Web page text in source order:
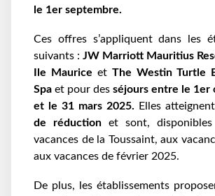
le 1er septembre.
Ces offres s’appliquent dans les
suivants : JW Marriott Mauritius
Ile Maurice et The Westin Turtle
Spa et pour des séjours entre le 1er
et le 31 mars 2025. Elles atteignent
de réduction et sont,
vacances de la Toussaint, aux
aux vacances de février 2025.
De plus, les établissements